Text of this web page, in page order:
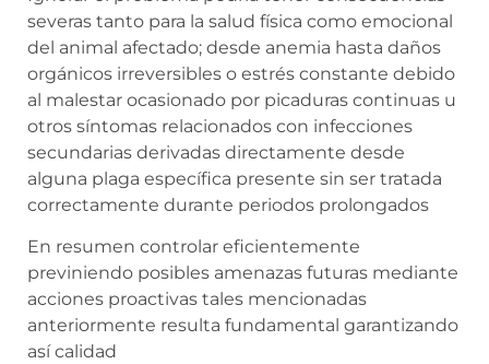
severas tanto para la salud física como emocional
del animal afectado; desde anemia hasta daños
orgánicos irreversibles o estrés constante debido
al malestar ocasionado por picaduras continuas u
otros síntomas relacionados con infecciones
secundarias derivadas directamente desde
alguna plaga específica presente sin ser tratada
correctamente durante periodos prolongados
En resumen controlar eficientemente
previniendo posibles amenazas futuras mediante
acciones proactivas tales mencionadas
anteriormente resulta fundamental garantizando
así calidad